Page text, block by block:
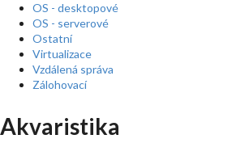
OS - desktopové
OS - serverové
Ostatní
Virtualizace
Vzdálená správa
Zálohovací
Akvaristika